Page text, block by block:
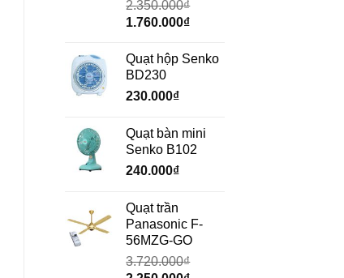
2.350.000₫
Giá
là:
2.350.000₫.
1.760.000₫Giá
tại
Quạt hộp Senko
BD230
230.000₫
Quạt bàn mini
Senko B102
240.000₫
Quạt trần
Panasonic F-
56MZG-GO
3.720.000₫